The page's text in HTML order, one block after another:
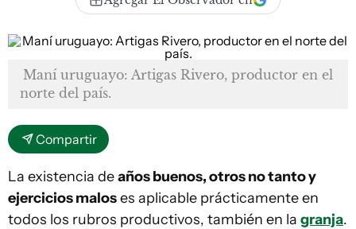
Maní uruguayo: Artigas Rivero, productor en el
norte del país.
Compartir
La existencia deaños buenos, otros no tanto y
ejercicios maloses aplicable prácticamente en
todos los rubros productivos, también en la granja.